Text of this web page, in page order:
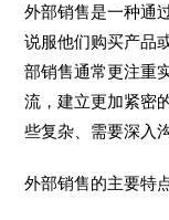
外部销售是一种通
说服他们购买产品
部销售通常更注重
流，建立更加紧密
些复杂、需要深入
外部销售的主要特